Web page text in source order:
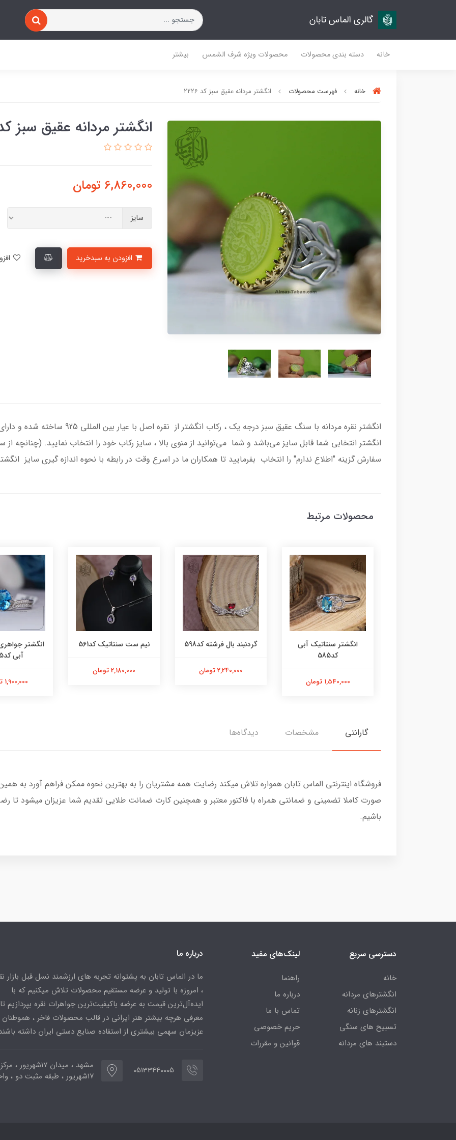
گالری الماس تابان
خانه دسته بندی محصولات محصولات ویژه شرف الشمس بیشتر
خانه فهرست محصولات انگشتر مردانه عقیق سبز کد 2226
انگشتر مردانه عقیق سبز کد
6,860,000 تومان
سایز
انگشتر نقره مردانه با سنگ عقیق سبز درجه
انگشتر انتخابی شما قابل سایز می‌باشد و شما می‌توانید از منوی بالا ، سایز رکاب خود را انتخاب نمایید. (چنانچه
سفارش گزینه "اطلاع ندارم" را انتخاب بفرمایید تا همکاران ما در اسرع وقت در رابطه با نحوه اندازه گیری سایز
محصولات مرتبط
انگشتر سنتاتیک آبی
کد585
1,540,000 تومان
گردنبند بال فرشته کد598
2,240,000 تومان
نیم ست سنتاتیک کد561
2,180,000 تومان
انگشتر
آبی کد565
1,900,000 تومان
گارانتی مشخصات دیدگاه‌ها
فروشگاه اینترنتی الماس تابان همواره تلاش میکند رضایت همه مشتریان را به بهترین نحوه ممکن فراهم آورد به
صورت کاملا تضمینی و ضمانتی همراه با فاکتور معتبر و همچنین کارت ضمانت طلایی تقدیم شما عزیزان میشود تا
باشیم.
دسترسی سریع
خانه
انگشترهای مردانه
انگشترهای زنانه
تسبیح های سنگی
دستبند های مردانه
لینک‌های مفید
راهنما
درباره ما
تماس با ما
حریم خصوصی
قوانین و مقررات
درباره ما
ما در الماس تابان به پشتوانه تجربه های ارزشمند نسل قبل بازار
، امروزه با تولید و عرضه مستقیم محصولات تلاش میکنیم که با
ایده‌آل‌ترین قیمت به عرضه باکیفیت‌ترین جواهرات نقره بپردازیم تا
معرفی هرچه بیشتر هنر ایرانی در قالب محصولات فاخر ، هموطنان
عزیزمان سهمی بیشتری از استفاده صنایع دستی ایران داشته
05133440005
مشهد ، میدان ۱۷شهریور
۱۷شهریور ، طبقه مثبت دو ، واحد ۷۷۳